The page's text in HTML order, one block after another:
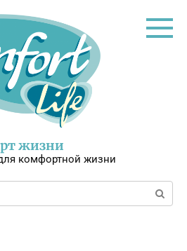
жизни
комфортной жизни